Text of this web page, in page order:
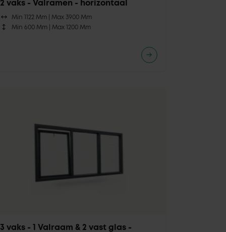
2 vaks - Valramen - horizontaal
Min 1122 Mm | Max 3900 Mm
Min 600 Mm | Max 1200 Mm
3 vaks - 1 Valraam & 2 vast glas -